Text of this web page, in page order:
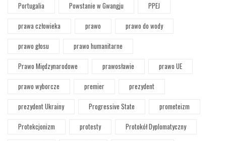
Portugalia
Powstanie w Gwangju
PPEJ
prawa człowieka
prawo
prawo do wody
prawo głosu
prawo humanitarne
Prawo Międzynarodowe
prawosławie
prawo UE
prawo wyborcze
premier
prezydent
prezydent Ukrainy
Progressive State
prometeizm
Protekcjonizm
protesty
Protokół Dyplomatyczny